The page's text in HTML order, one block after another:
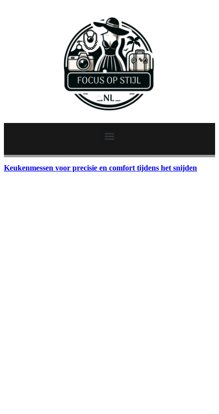
Keukenmessen voor precisie en comfort tijdens het snijden